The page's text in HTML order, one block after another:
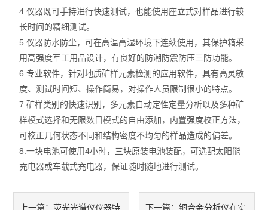
邻苯检测仪
元素分析仪
镀层厚度分析仪
4.仪器既可手持进行快速测试，也能使用座立式对样品进行较
长时间的精细测试。
5.仪器防水防尘，可在高温高湿环境下连续使用，其保护箱采
用高强度军工用品设计，有良好的防潮防震防压三防功能。
6.专业软件，针对地质矿样元素检测的应用软件，具有高灵敏
度、测试时间短、操作简易，对操作人员限制很小的特点。
7.矿样类别的快速识别，多元素自动定性定量分析以及多种矿
样模式选择和无限数目模式的自由添加，内置强度校正方法，
可校正几何状态不同和结构密度不均匀的样品造成的偏差。
8.一块电池可使用4小时，三块原装电池装配，可选配太阳能
充电器或车载式充电器，保证随时随地进行测试。
上一篇： 荧光光谱仪仪器特 下一篇： 铜合金分析仪在实